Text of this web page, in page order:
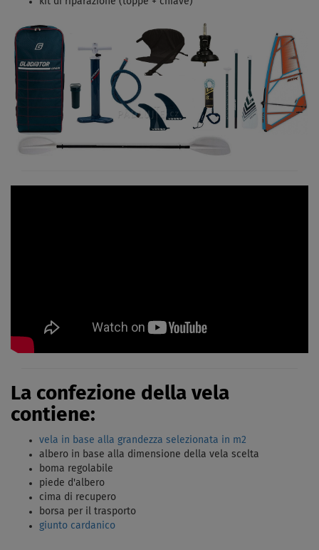
La confezione della vela
contiene:
vela in base alla grandezza selezionata in m2
albero in base alla dimensione della vela scelta
boma regolabile
piede d'albero
cima di recupero
borsa per il trasporto
giunto cardanico